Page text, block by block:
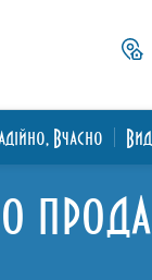
Вчасно